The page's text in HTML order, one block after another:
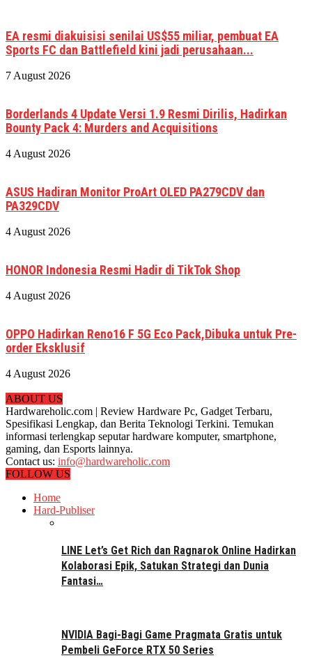
EA resmi diakuisisi senilai US$55 miliar, pembuat EA
Sports FC dan Battlefield kini jadi perusahaan...
7 August 2026
Borderlands 4 Update Versi 1.9 Resmi Dirilis, Hadirkan
Bounty Pack 4: Murders and Acquisitions
4 August 2026
ASUS Hadiran Monitor ProArt OLED PA279CDV dan
PA329CDV
4 August 2026
HONOR Indonesia Resmi Hadir di TikTok Shop
4 August 2026
OPPO Hadirkan Reno16 F 5G Eco Pack,Dibuka untuk Pre-
order Eksklusif
4 August 2026
ABOUT US
Hardwareholic.com | Review Hardware Pc, Gadget Terbaru,
Spesifikasi Lengkap, dan Berita Teknologi Terkini. Temukan
informasi terlengkap seputar hardware komputer, smartphone,
gaming, dan Esports lainnya.
Contact us: info@hardwareholic.com
FOLLOW US
Home
Hard-Publiser
LINE Let’s Get Rich dan Ragnarok Online Hadirkan
Kolaborasi Epik, Satukan Strategi dan Dunia
Fantasi…
NVIDIA Bagi-Bagi Game Pragmata Gratis untuk
Pembeli GeForce RTX 50 Series